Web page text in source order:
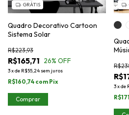
GRÁTIS
Quadro Decorativo Cartoon
Sistema Solar
R$165,71
R$223,93
26% OFF
3xde R$55,24 sem juros
R$160,74 com Pix
Comprar
3xde